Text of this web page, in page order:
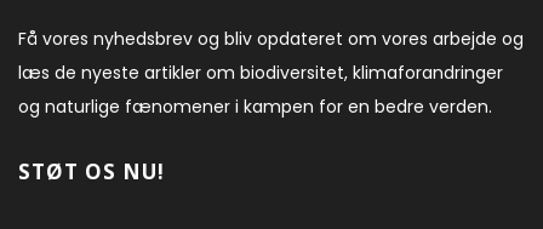
Få vores nyhedsbrev og bliv opdateret om vores arbejde og
læs de nyeste artikler om biodiversitet, klimaforandringer
og naturlige fænomener i kampen for en bedre verden.
STØT OS NU!